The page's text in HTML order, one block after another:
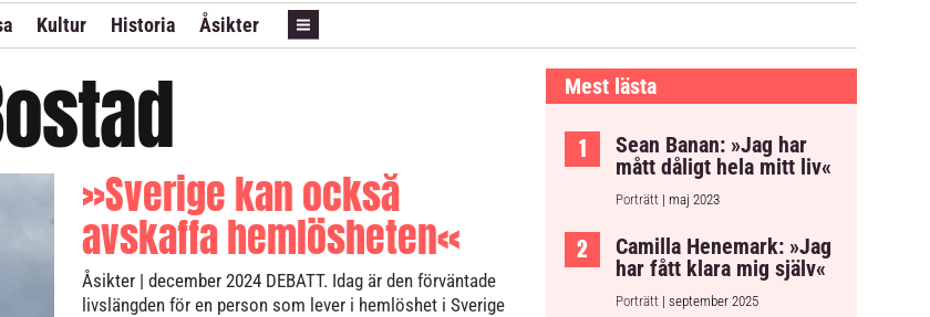
Kultur Historia Åsikter
ANNONSERA LÖPSEDEL REVANSCH
»Sverige kan också
avskaffa hemlösheten«
Åsikter | december 2024 DEBATT. Idag är den förväntade
livslängden för en person som lever i hemlöshet i Sverige
Mest lästa
Sean Banan: »Jag har
mått dåligt hela mitt liv«
Porträtt| maj 2023
Camilla Henemark: »Jag
har fått klara mig själv«
Porträtt| september 2025